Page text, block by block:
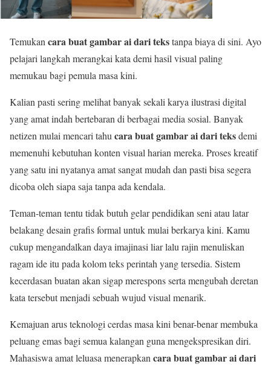
Temukan cara buat gambar ai dari tekstanpa biaya di sini. Ayo
pelajari langkah merangkai kata demi hasil visual paling
memukau bagi pemula masa kini.
Kalian pasti sering melihat banyak sekali karya ilustrasi digital
yang amat indah bertebaran di berbagai media sosial. Banyak
netizen mulai mencari tahu cara buat gambar ai dari teksdemi
memenuhi kebutuhan konten visual harian mereka. Proses kreatif
yang satu ini nyatanya amat sangat mudah dan pasti bisa segera
dicoba oleh siapa saja tanpa ada kendala.
Teman-teman tentu tidak butuh gelar pendidikan seni atau latar
belakang desain grafis formal untuk mulai berkarya kini. Kamu
cukup mengandalkan daya imajinasi liar lalu rajin menuliskan
ragam ide itu pada kolom teks perintah yang tersedia. Sistem
kecerdasan buatan akan sigap merespons serta mengubah deretan
kata tersebut menjadi sebuah wujud visual menarik.
Kemajuan arus teknologi cerdas masa kini benar-benar membuka
peluang emas bagi semua kalangan guna mengekspresikan diri.
Mahasiswa amat leluasa menerapkan cara buat gambar ai dari